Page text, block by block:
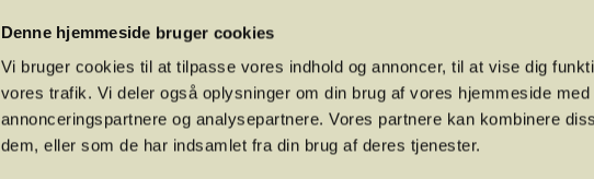
Denne hjemmeside bruger cookies
Vi bruger cookies til at tilpasse vores indhold og annoncer, til at vise dig
vores trafik. Vi deler også oplysninger om din brug af vores hjemmeside
annonceringspartnere og analysepartnere. Vores partnere kan kombinere
dem, eller som de har indsamlet fra din brug af deres tjenester.